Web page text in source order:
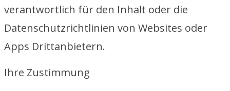
verantwortlich für den Inhalt oder die
Datenschutzrichtlinien von Websites oder
Apps Drittanbietern.
Ihre Zustimmung